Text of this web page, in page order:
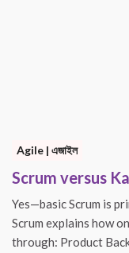
Agile | এজাইল
Scrum versus
Yes—basic Scrum is
Scrum explains how
through: Product